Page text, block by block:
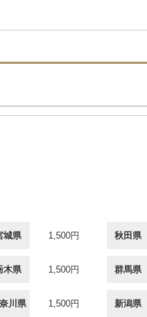
城県 1,500円 秋田県
木県 1,500円 群馬県
川県 1,500円 新潟県